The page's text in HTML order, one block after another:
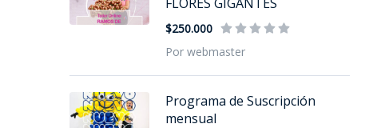
$250.000
Por webmaster
Programa de Suscripción
mensual